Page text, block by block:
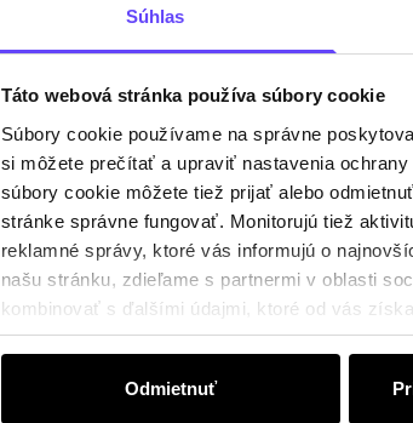
Súhlas
Táto webová stránka používa súbory cookie
Súbory cookie používame na správne
si môžete prečítať a upraviť nastavenia
súbory cookie môžete tiež prijať alebo
stránke správne fungovať. Monitorujú tiež
reklamné správy, ktoré vás informujú o
našu stránku, zdieľame s partnermi v oblasti
kombinovať s ďalšími údajmi, ktoré od vás
Odmietnuť